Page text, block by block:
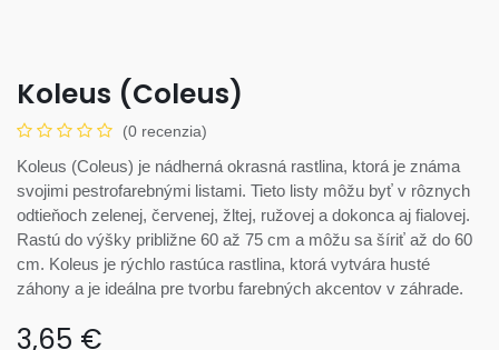
Koleus (Coleus)
(0 recenzia)
Koleus (Coleus) je nádherná okrasná rastlina, ktorá je známa
svojimi pestrofarebnými listami. Tieto listy môžu byť v rôznych
odtieňoch zelenej, červenej, žltej, ružovej a dokonca aj fialovej.
Rastú do výšky približne 60 až 75 cm a môžu sa šíriť až do 60
cm. Koleus je rýchlo rastúca rastlina, ktorá vytvára husté
záhony a je ideálna pre tvorbu farebných akcentov v záhrade.
3,65 €